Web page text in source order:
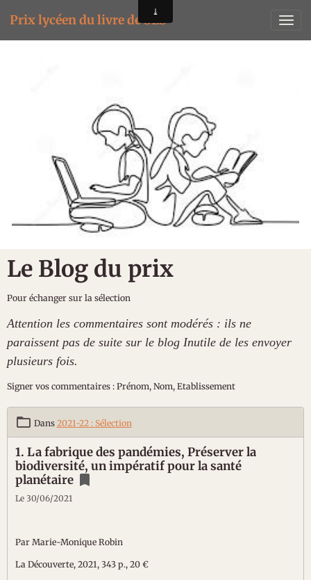
Prix lycéen du livre de SES
Le Blog du prix
Pour échanger sur la sélection
Attention les commentaires sont modérés : ils ne
paraissent pas de suite sur le blog Inutile de les envoyer
plusieurs fois.
Signer vos commentaires : Prénom, Nom, Etablissement
Dans 2021-22 : Sélection
1. La fabrique des pandémies, Préserver la
biodiversité, un impératif pour la santé
planétaire
Le 30/06/2021
Par Marie-Monique Robin
La Découverte, 2021, 343 p., 20 €